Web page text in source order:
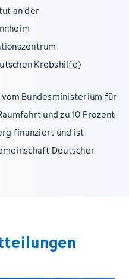
an der
Krebshilfe)
vom Bundesministerium für
und zu 10 Prozent
finanziert und ist
Deutscher